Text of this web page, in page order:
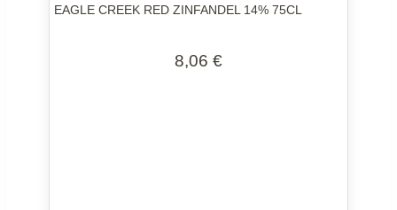
EAGLE CREEK RED ZINFANDEL 14% 75CL
8,06 €